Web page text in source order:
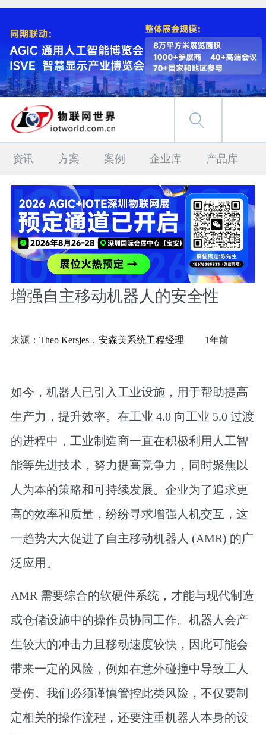
资讯 方案 案例 企业库 产品库
增强自主移动机器人的安全性
来源： Theo Kersjes，安森美系统工程经理 1年前
如今，机器人已引入工业设施，用于帮助提高
生产力，提升效率。在工业 4.0 向工业 5.0 过渡
的进程中，工业制造商一直在积极利用人工智
能等先进技术，努力提高竞争力，同时聚焦以
人为本的策略和可持续发展。企业为了追求更
高的效率和质量，纷纷寻求增强人机交互，这
一趋势大大促进了自主移动机器人 (AMR) 的广
泛应用。
AMR 需要综合的软硬件系统，才能与现代制造
或仓储设施中的操作员协同工作。机器人会产
生较大的冲击力且移动速度较快，因此可能会
带来一定的风险，例如在意外碰撞中导致工人
受伤。我们必须谨慎管控此类风险，不仅要制
定相关的操作流程，还要注重机器人本身的设